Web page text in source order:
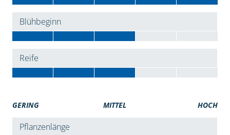
Blühbeginn
Reife
GERING MITTEL HOCH
Pflanzenlänge